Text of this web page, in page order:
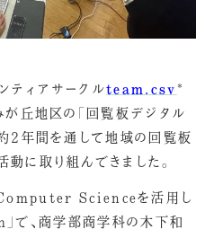
ティアサークルteam.csv *
丘地区の「回覧板デジタル
約2年間を通して地域の回覧板
に取り組んできました。
Computer Scienceを活用し
、商学部商学科の木下和